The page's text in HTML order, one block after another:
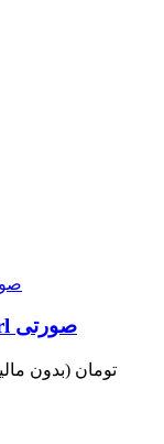
قاب سی جی موبایل ایفون 13 پرو karl صورتی
949,000 تومان (بدون